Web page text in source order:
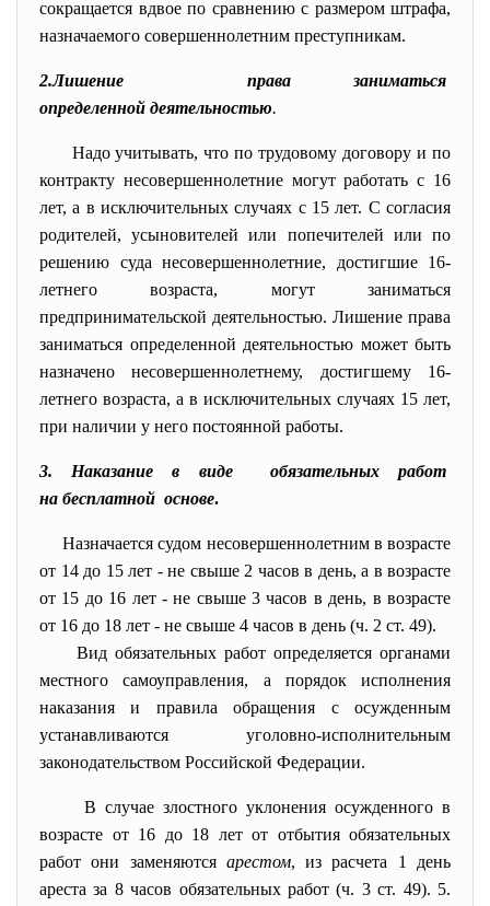
сокращается вдвое по сравнению с размером штрафа,
назначаемого совершеннолетним преступникам.
2.Лишение права заниматься
определенной деятельностью.
Надо учитывать, что по трудовому договору и по
контракту несовершеннолетние могут работать с 16
лет, а в исключительных случаях с 15 лет. С согласия
родителей, усыновителей или попечителей или по
решению суда несовершеннолетние, достигшие 16-
летнего возраста, могут заниматься
предпринимательской деятельностью. Лишение права
заниматься определенной деятельностью может быть
назначено несовершеннолетнему, достигшему 16-
летнего возраста, а в исключительных случаях 15 лет,
при наличии у него постоянной работы.
3. Наказание в виде обязательных работ
на бесплатной основе.
Назначается судом несовершеннолетним в возрасте
от 14 до 15 лет - не свыше 2 часов в день, а в возрасте
от 15 до 16 лет - не свыше 3 часов в день, в возрасте
от 16 до 18 лет - не свыше 4 часов в день (ч. 2 ст. 49).
Вид обязательных работ определяется органами
местного самоуправления, а порядок исполнения
наказания и правила обращения с осужденным
устанавливаются уголовно-исполнительным
законодательством Российской Федерации.
В случае злостного уклонения осужденного в
возрасте от 16 до 18 лет от отбытия обязательных
работ они заменяются арестом, из расчета 1 день
ареста за 8 часов обязательных работ (ч. 3 ст. 49). 5.